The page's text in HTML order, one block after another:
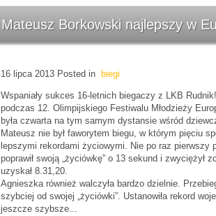
Mateusz Borkowski najlepszy w
16 lipca 2013 Posted in biegi
Wspaniały sukces 16-letnich biegaczy z LKB Rudnik!
podczas 12. Olimpijskiego Festiwalu Młodzieży
była czwarta na tym samym dystansie wśród
Mateusz nie był faworytem biegu, w którym pięciu
lepszymi rekordami życiowymi. Nie po raz pierwszy
poprawił swoją „życiówkę” o 13 sekund i zwyciężył
uzyskał 8.31,20.
Agnieszka również walczyła bardzo dzielnie.
szybciej od swojej „życiówki”. Ustanowiła rekord
jeszcze szybsze...